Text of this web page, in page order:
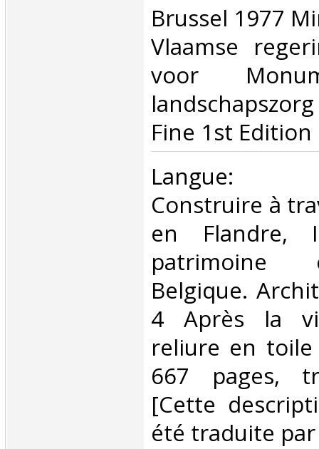
‎Brussel 1977
Vlaamse
voor
Fine 1st Edition ‎
‎Langue:
Construire à
en Flandre,
patrimoine
Belgique.
4 Après la
reliure en toile
667 pages,
[Cette
été traduite